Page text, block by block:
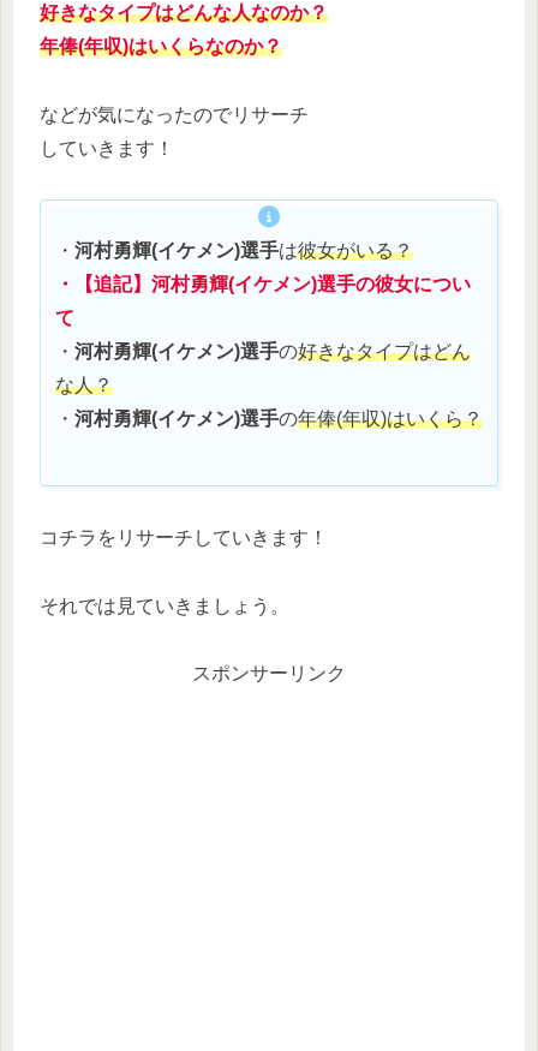
好きなタイプはどんな人なのか？
年俸(年収)はいくらなのか？
などが気になったのでリサーチ
していきます！
・ 河村勇輝(イケメン)選手は彼女がいる？
・【追記】河村勇輝(イケメン)選手の彼女につい
て
・ 河村勇輝(イケメン)選手の好きなタイプはどん
な人？
・ 河村勇輝(イケメン)選手の年俸(年収)はいくら？
コチラをリサーチしていきます！
それでは見ていきましょう。
スポンサーリンク